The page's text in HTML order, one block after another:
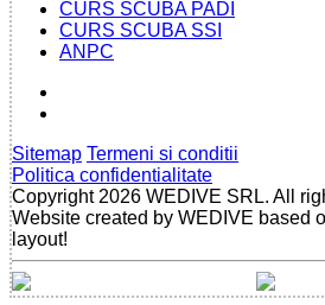
CURS SCUBA PADI
CURS SCUBA SSI
ANPC
Sitemap Termeni si conditii
Politica confidentialitate
Copyright 2026 WEDIVE SRL. All
Website created by WEDIVE based
layout!